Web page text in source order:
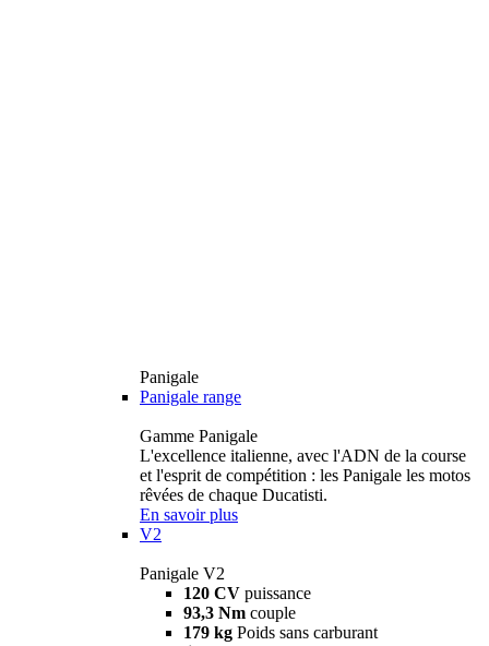
Panigale
Panigale range
Gamme Panigale
L'excellence italienne, avec l'ADN de la course
et l'esprit de compétition : les Panigale les motos
rêvées de chaque Ducatisti.
En savoir plus
V2
Panigale V2
120 CV puissance
93,3 Nm couple
179 kg Poids sans carburant